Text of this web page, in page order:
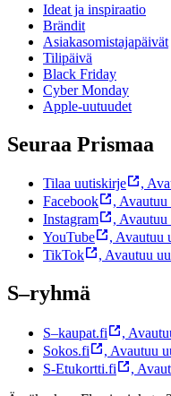
Ideat ja inspiraatio
Brändit
Asiakasomistajapäivät
Tilipäivä
Black Friday
Cyber Monday
Apple-uutuudet
Seuraa Prismaa
Tilaa uutiskirje ,
Facebook
, Avautuu
Instagram
, Avautuu
YouTube
, Avautuu
TikTok
, Avautuu
S–ryhmä
S–kaupat.fi ,
Sokos.fi
, Avautuu
S-Etukortti.fi
,